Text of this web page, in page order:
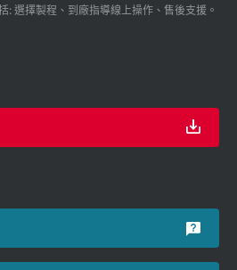
: 選擇製程、到廠指導線上操作、售後支援。